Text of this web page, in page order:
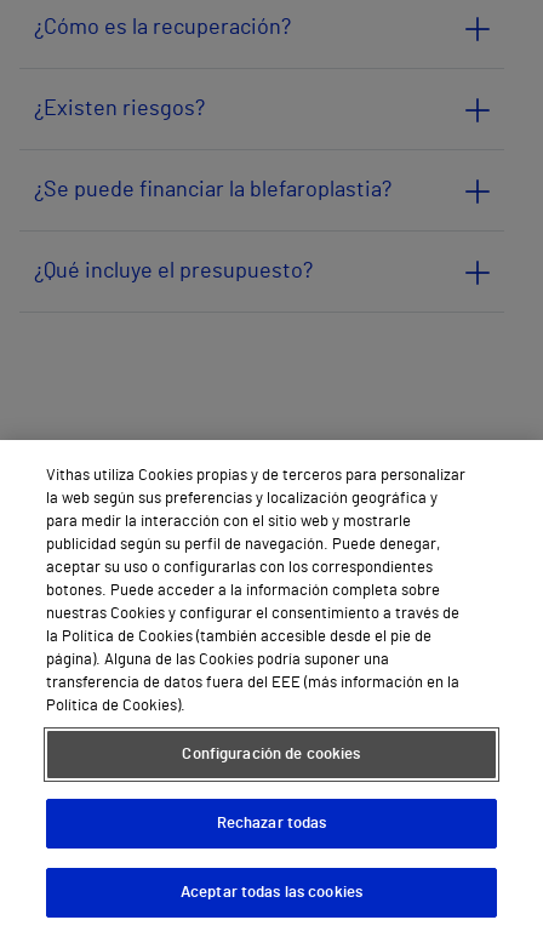
¿Cómo es la recuperación?
¿Existen riesgos?
¿Se puede financiar la blefaroplastia?
¿Qué incluye el presupuesto?
Solicita ya tucita
informativa
Vithas utiliza Cookies propias y de terceros para personalizar
la web según sus preferencias y localización geográfica y
para medir la interacción con el sitio web y mostrarle
publicidad según su perfil de navegación. Puede denegar,
aceptar su uso o configurarlas con los correspondientes
botones. Puede acceder a la información completa sobre
nuestras Cookies y configurar el consentimiento a través de
la Política de Cookies (también accesible desde el pie de
página). Alguna de las Cookies podría suponer una
transferencia de datos fuera del EEE (más información en la
Política de Cookies).
Configuración de cookies
Rechazar todas
Aceptar todas las cookies